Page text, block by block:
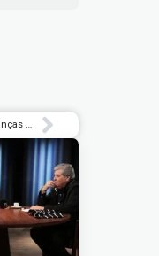
Evento reúne chefs para aulas em benefício de crianças com câncer | Blog do Lorençato